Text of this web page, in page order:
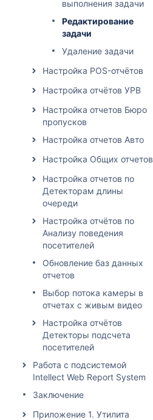
выполнения задачи
Редактирование
задачи
Удаление задачи
Настройка POS-отчётов
Настройка отчётов УРВ
Настройка отчетов Бюро
пропусков
Настройка отчетов Авто
Настройка Общих отчетов
Настройка отчетов по
Детекторам длины
очереди
Настройка отчётов по
Анализу поведения
посетителей
Обновление баз данных
отчетов
Выбор потока камеры в
отчетах с живым видео
Настройка отчётов
Детекторы подсчета
посетителей
Работа с подсистемой
Intellect Web Report System
Заключение
Приложение 1. Утилита